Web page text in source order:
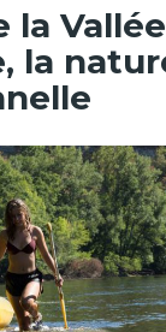
la
la